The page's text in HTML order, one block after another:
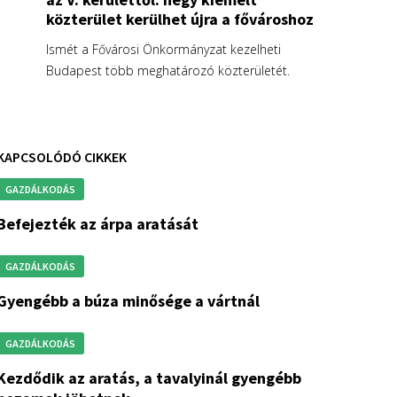
közterület kerülhet újra a fővároshoz
Ismét a Fővárosi Önkormányzat kezelheti
Budapest több meghatározó közterületét.
CIKKEK
GAZDÁLKODÁS
befejezték az árpa aratását
GAZDÁLKODÁS
gyengébb a búza minősége a vártnál
GAZDÁLKODÁS
gyengébb